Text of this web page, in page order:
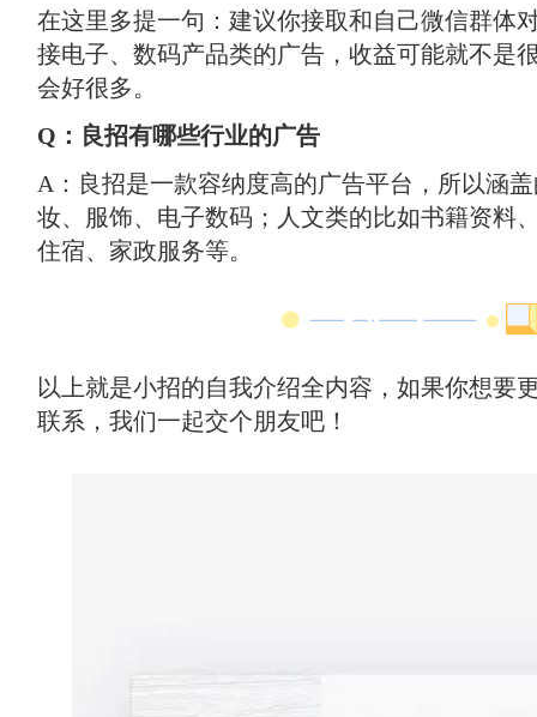
在这里多提一句：建议你接取和自己微信群体
接电子、数码产品类的广告，收益可能就不是
会好很多。
Q：良招有哪些行业的广告
A：良招是一款容纳度高的广告平台，所以涵
妆、服饰、电子数码；人文类的比如书籍资料
住宿、家政服务等。
以上就是小招的自我介绍全内容，如果你想要
联系，我们一起交个朋友吧！